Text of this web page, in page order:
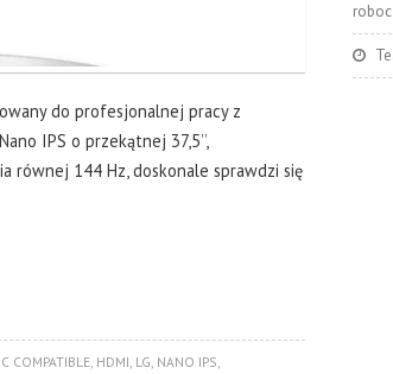
do profesjonalnej pracy z
IPS o przekątnej 37,5’’,
równej 144 Hz, doskonale sprawdzi się
COMPATIBLE, HDMI LG NANO IPS